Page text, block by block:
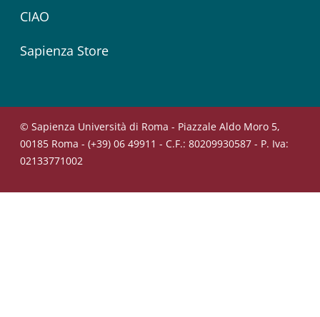
CIAO
Sapienza Store
© Sapienza Università di Roma - Piazzale Aldo Moro 5,
00185 Roma - (+39) 06 49911 - C.F.: 80209930587 - P. Iva:
02133771002